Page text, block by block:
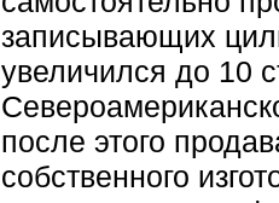
записывающих
увеличился до 10
после этого
собственного